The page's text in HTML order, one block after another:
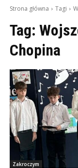
Strona główna Tagi
Tag:
Chopina
Zakroczym